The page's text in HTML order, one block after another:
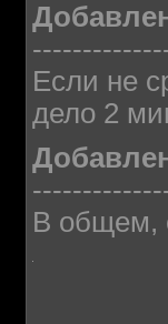
Если не
дело 2
В общем,